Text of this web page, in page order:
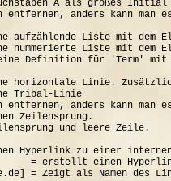
A als großes Initial
entfernen, anders kann man
Liste mit dem
Liste mit dem
Definition für 'Term' mit
Linie.
Tribal-Linie
entfernen, anders kann man
Zeilensprung.
und leere Zeile.
zu einer internen
= erstellt einen
= Zeigt als Namen des